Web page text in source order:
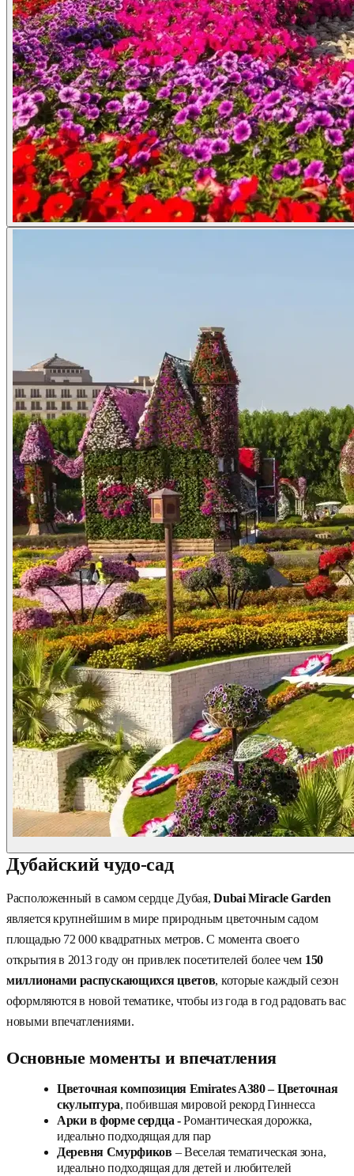
Дубайский чудо-сад
Расположенный в самом сердце Дубая,Dubai Miracle Garden
является крупнейшим в мире природным цветочным садом
площадью 72 000 квадратных метров. С момента своего
открытия в 2013 году он привлек посетителей более чем 150
миллионами распускающихся цветов, которые каждый сезон
оформляются в новой тематике, чтобы из года в год радовать вас
новыми впечатлениями.
Основные моменты и впечатления
Цветочная композиция Emirates A380 – Цветочная
скульптура, побившая мировой рекорд Гиннесса
Арки в форме сердца -Романтическая дорожка,
идеально подходящая для пар
Деревня Смурфиков – Веселая тематическая зона,
идеально подходящая для детей и любителей